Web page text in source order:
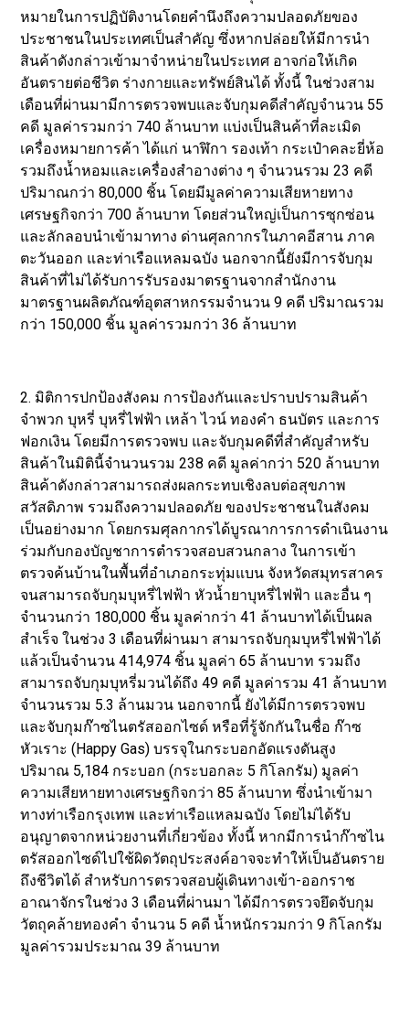
หมายในการปฏิบัติงานโดยคำนึงถึงความปลอดภัยของ
ประชาชนในประเทศเป็นสำคัญ ซึ่งหากปล่อยให้มีการนำ
สินค้าดังกล่าวเข้ามาจำหน่ายในประเทศ อาจก่อให้เกิด
อันตรายต่อชีวิต ร่างกายและทรัพย์สินได้ ทั้งนี้ ในช่วงสาม
เดือนที่ผ่านมามีการตรวจพบและจับกุมคดีสำคัญจำนวน 55
คดี มูลค่ารวมกว่า 740 ล้านบาท แบ่งเป็นสินค้าที่ละเมิด
เครื่องหมายการค้า ได้แก่ นาฬิกา รองเท้า กระเป๋าคละยี่ห้อ
รวมถึงน้ำหอมและเครื่องสำอางต่าง ๆ จำนวนรวม 23 คดี
ปริมาณกว่า 80,000 ชิ้น โดยมีมูลค่าความเสียหายทาง
เศรษฐกิจกว่า 700 ล้านบาท โดยส่วนใหญ่เป็นการซุกซ่อน
และลักลอบนำเข้ามาทาง ด่านศุลกากรในภาคอีสาน ภาค
ตะวันออก และท่าเรือแหลมฉบัง นอกจากนี้ยังมีการจับกุม
สินค้าที่ไม่ได้รับการรับรองมาตรฐานจากสำนักงาน
มาตรฐานผลิตภัณฑ์อุตสาหกรรมจำนวน 9 คดี ปริมาณรวม
กว่า 150,000 ชิ้น มูลค่ารวมกว่า 36 ล้านบาท
2. มิติการปกป้องสังคม การป้องกันและปราบปรามสินค้า
จำพวก บุหรี่ บุหรี่ไฟฟ้า เหล้า ไวน์ ทองคำ ธนบัตร และการ
ฟอกเงิน โดยมีการตรวจพบ และจับกุมคดีที่สำคัญสำหรับ
สินค้าในมิตินี้จำนวนรวม 238 คดี มูลค่ากว่า 520 ล้านบาท
สินค้าดังกล่าวสามารถส่งผลกระทบเชิงลบต่อสุขภาพ
สวัสดิภาพ รวมถึงความปลอดภัย ของประชาชนในสังคม
เป็นอย่างมาก โดยกรมศุลกากรได้บูรณาการการดำเนินงาน
ร่วมกับกองบัญชาการตำรวจสอบสวนกลาง ในการเข้า
ตรวจค้นบ้านในพื้นที่อำเภอกระทุ่มแบน จังหวัดสมุทรสาคร
จนสามารถจับกุมบุหรี่ไฟฟ้า หัวน้ำยาบุหรี่ไฟฟ้า และอื่น ๆ
จำนวนกว่า 180,000 ชิ้น มูลค่ากว่า 41 ล้านบาทได้เป็นผล
สำเร็จ ในช่วง 3 เดือนที่ผ่านมา สามารถจับกุมบุหรี่ไฟฟ้าได้
แล้วเป็นจำนวน 414,974 ชิ้น มูลค่า 65 ล้านบาท รวมถึง
สามารถจับกุมบุหรี่มวนได้ถึง 49 คดี มูลค่ารวม 41 ล้านบาท
จำนวนรวม 5.3 ล้านมวน นอกจากนี้ ยังได้มีการตรวจพบ
และจับกุมก๊าซไนตรัสออกไซด์ หรือที่รู้จักกันในชื่อ ก๊าซ
หัวเราะ (Happy Gas) บรรจุในกระบอกอัดแรงดันสูง
ปริมาณ 5,184 กระบอก (กระบอกละ 5 กิโลกรัม) มูลค่า
ความเสียหายทางเศรษฐกิจกว่า 85 ล้านบาท ซึ่งนำเข้ามา
ทางท่าเรือกรุงเทพ และท่าเรือแหลมฉบัง โดยไม่ได้รับ
อนุญาตจากหน่วยงานที่เกี่ยวข้อง ทั้งนี้ หากมีการนำก๊าซไน
ตรัสออกไซด์ไปใช้ผิดวัตถุประสงค์อาจจะทำให้เป็นอันตราย
ถึงชีวิตได้ สำหรับการตรวจสอบผู้เดินทางเข้า-ออกราช
อาณาจักรในช่วง 3 เดือนที่ผ่านมา ได้มีการตรวจยึดจับกุม
วัตถุคล้ายทองคำ จำนวน 5 คดี น้ำหนักรวมกว่า 9 กิโลกรัม
มูลค่ารวมประมาณ 39 ล้านบาท